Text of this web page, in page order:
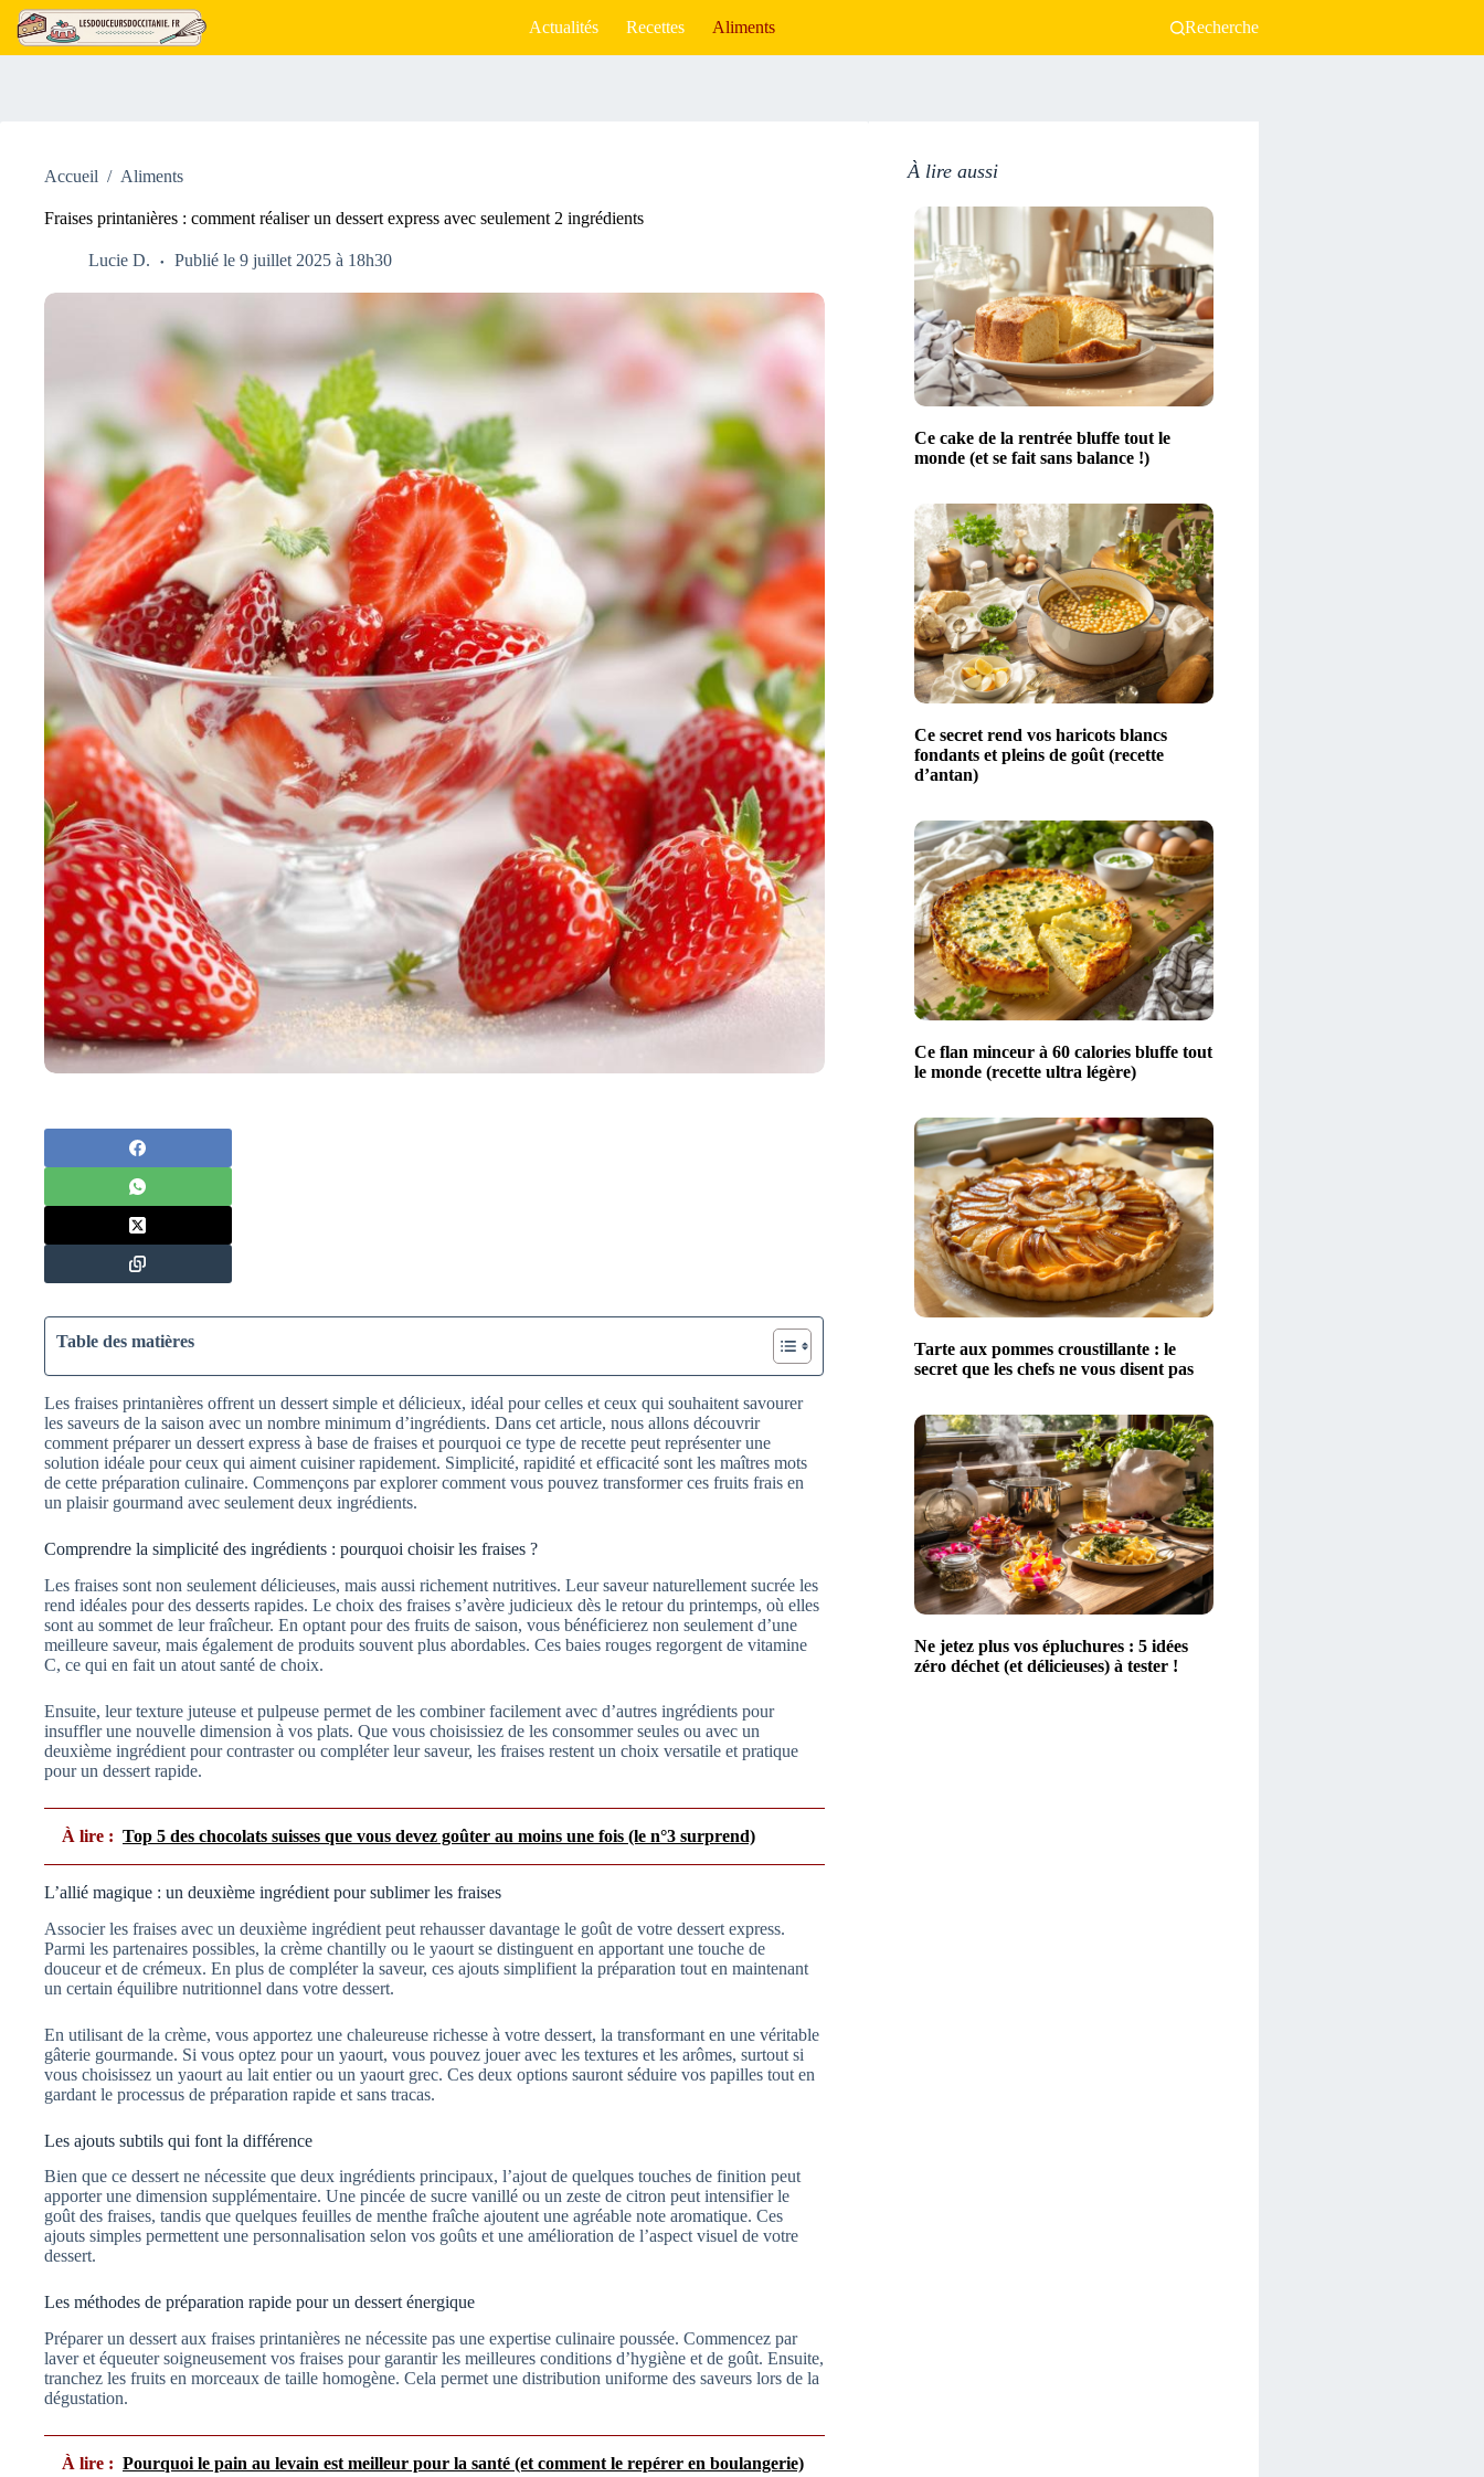
Passer
contenu
Actualités Recettes Aliments Recherche
Accueil / Aliments
Fraises printanières : comment réaliser un dessert express avec seulement 2 ingrédients
Lucie D. Publié le 9 juillet 2025 à 18h30
Table des matières
Les fraises printanières offrent un dessert simple et délicieux, idéal pour celles et ceux qui souhaitent savourer
les saveurs de la saison avec un nombre minimum d’ingrédients. Dans cet article, nous allons découvrir
comment préparer un dessert express à base de fraises et pourquoi ce type de recette peut représenter une
solution idéale pour ceux qui aiment cuisiner rapidement. Simplicité, rapidité et efficacité sont les maîtres mots
de cette préparation culinaire. Commençons par explorer comment vous pouvez transformer ces fruits frais en
un plaisir gourmand avec seulement deux ingrédients.
Comprendre la simplicité des ingrédients : pourquoi choisir les fraises ?
Les fraises sont non seulement délicieuses, mais aussi richement nutritives. Leur saveur naturellement sucrée les
rend idéales pour des desserts rapides. Le choix des fraises s’avère judicieux dès le retour du printemps, où elles
sont au sommet de leur fraîcheur. En optant pour des fruits de saison, vous bénéficierez non seulement d’une
meilleure saveur, mais également de produits souvent plus abordables. Ces baies rouges regorgent de vitamine
C, ce qui en fait un atout santé de choix.
Ensuite, leur texture juteuse et pulpeuse permet de les combiner facilement avec d’autres ingrédients pour
insuffler une nouvelle dimension à vos plats. Que vous choisissiez de les consommer seules ou avec un
deuxième ingrédient pour contraster ou compléter leur saveur, les fraises restent un choix versatile et pratique
pour un dessert rapide.
À lire : Top 5 des chocolats suisses que vous devez goûter au moins une fois (le n°3 surprend)
L’allié magique : un deuxième ingrédient pour sublimer les fraises
Associer les fraises avec un deuxième ingrédient peut rehausser davantage le goût de votre dessert express.
Parmi les partenaires possibles, la crème chantilly ou le yaourt se distinguent en apportant une touche de
douceur et de crémeux. En plus de compléter la saveur, ces ajouts simplifient la préparation tout en maintenant
un certain équilibre nutritionnel dans votre dessert.
En utilisant de la crème, vous apportez une chaleureuse richesse à votre dessert, la transformant en une véritable
gâterie gourmande. Si vous optez pour un yaourt, vous pouvez jouer avec les textures et les arômes, surtout si
vous choisissez un yaourt au lait entier ou un yaourt grec. Ces deux options sauront séduire vos papilles tout en
gardant le processus de préparation rapide et sans tracas.
Les ajouts subtils qui font la différence
Bien que ce dessert ne nécessite que deux ingrédients principaux, l’ajout de quelques touches de finition peut
apporter une dimension supplémentaire. Une pincée de sucre vanillé ou un zeste de citron peut intensifier le
goût des fraises, tandis que quelques feuilles de menthe fraîche ajoutent une agréable note aromatique. Ces
ajouts simples permettent une personnalisation selon vos goûts et une amélioration de l’aspect visuel de votre
dessert.
Les méthodes de préparation rapide pour un dessert énergique
Préparer un dessert aux fraises printanières ne nécessite pas une expertise culinaire poussée. Commencez par
laver et équeuter soigneusement vos fraises pour garantir les meilleures conditions d’hygiène et de goût. Ensuite,
tranchez les fruits en morceaux de taille homogène. Cela permet une distribution uniforme des saveurs lors de la
dégustation.
À lire : Pourquoi le pain au levain est meilleur pour la santé (et comment le repérer en boulangerie)
À lire aussi
Ce cake de la rentrée bluffe tout le
monde (et se fait sans balance !)
Ce secret rend vos haricots blancs
fondants et pleins de goût (recette
d’antan)
Ce flan minceur à 60 calories bluffe tout
le monde (recette ultra légère)
Tarte aux pommes croustillante : le
secret que les chefs ne vous disent pas
Ne jetez plus vos épluchures : 5 idées
zéro déchet (et délicieuses) à tester !